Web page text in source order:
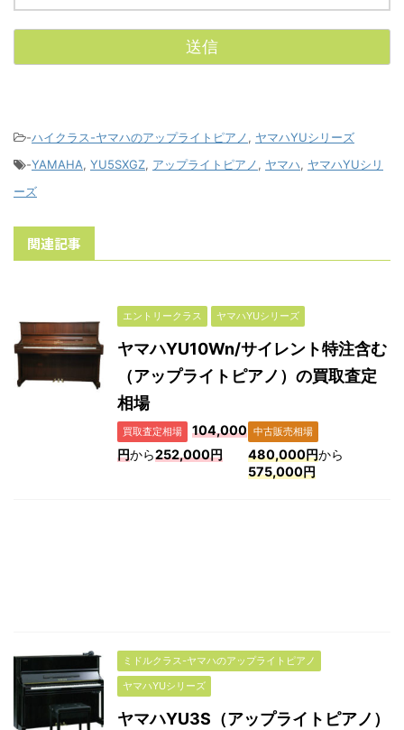
-ハイクラス-ヤマハのアップライトピアノ, ヤマハYUシリーズ
-YAMAHA, YU5SXGZ, アップライトピアノ, ヤマハ, ヤマハYUシリ
ーズ
関連記事
エントリークラス ヤマハYUシリーズ
ヤマハYU10Wn/サイレント特注含む
（アップライトピアノ）の買取査定
相場
買取査定相場
104,000
円から252,000円
中古販売相場
480,000円から
575,000円
ミドルクラス-ヤマハのアップライトピアノ
ヤマハYUシリーズ
ヤマハYU3S（アップライトピアノ）